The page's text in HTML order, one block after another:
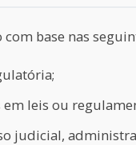
base nas
leis ou
judicial,